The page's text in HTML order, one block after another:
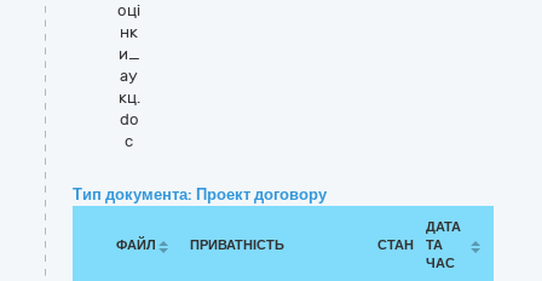
оці
нк
и_
ау
кц.
do
c
Тип документа: Проект договору
ФАЙЛ ПРИВАТНІСТЬ СТАН
ДАТА
ТА
ЧАС